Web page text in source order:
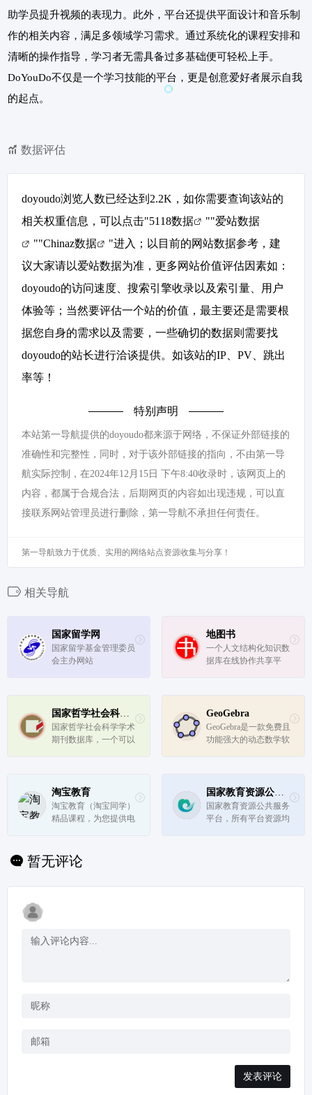
助学员提升视频的表现力。此外，平台还提供平面设计和音乐制
作的相关内容，满足多领域学习需求。通过系统化的课程安排和
清晰的操作指导，学习者无需具备过多基础便可轻松上手。
DoYouDo不仅是一个学习技能的平台，更是创意爱好者展示自我
的起点。
数据评估
doyoudo浏览人数已经达到2.2K，如你需要查询该站的
相关权重信息，可以点击"5118数据 ""爱站数据
""Chinaz数据
"进入；以目前的网站数据参考，建
议大家请以爱站数据为准，更多网站价值评估因素如：
doyoudo的访问速度、搜索引擎收录以及索引量、用户
体验等；当然要评估一个站的价值，最主要还是需要根
据您自身的需求以及需要，一些确切的数据则需要找
doyoudo的站长进行洽谈提供。如该站的IP、PV、跳出
率等！
特别声明
本站第一导航提供的doyoudo都来源于网络，不保证外部链接的
准确性和完整性，同时，对于该外部链接的指向，不由第一导
航实际控制，在2024年12月15日 下午8:40收录时，该网页上的
内容，都属于合规合法，后期网页的内容如出现违规，可以直
接联系网站管理员进行删除，第一导航不承担任何责任。
第一导航致力于优质、实用的网络站点资源收集与分享！
相关导航
国家留学网
国家留学基金管理委员
会主办网站
地图书
一个人文结构化知识数
据库在线协作共享平
提供即开即用的结构化
知识库协作、共享、分
析、应用等在线软件云
国家哲学社会科学学术期刊数据库
国家哲学社会科学学术
期刊数据库，一个可以
GeoGebra
GeoGebra是一款免费且
功能强大的动态数学软
3D计算机、计算与绘
图。
淘宝教育
淘宝教育（淘宝同学）
精品课程，为您提供电
语外教、雅思托福、学
历教育、考试认证、文
国家教育资源公共服务平台
国家教育资源公共服务
平台，所有平台资源均
暂无评论
发表评论